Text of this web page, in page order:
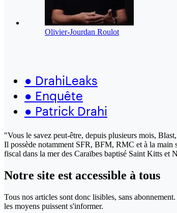
Olivier-Jourdan Roulot
● DrahiLeaks
● Enquête
● Patrick Drahi
"Vous le savez peut-être, depuis plusieurs mois,
Il possède notamment SFR, BFM, RMC et à la main
fiscal dans la mer des Caraïbes baptisé Saint Kitts et
Notre site est accessible à tous
Tous nos articles sont donc lisibles, sans
les moyens puissent s'informer.